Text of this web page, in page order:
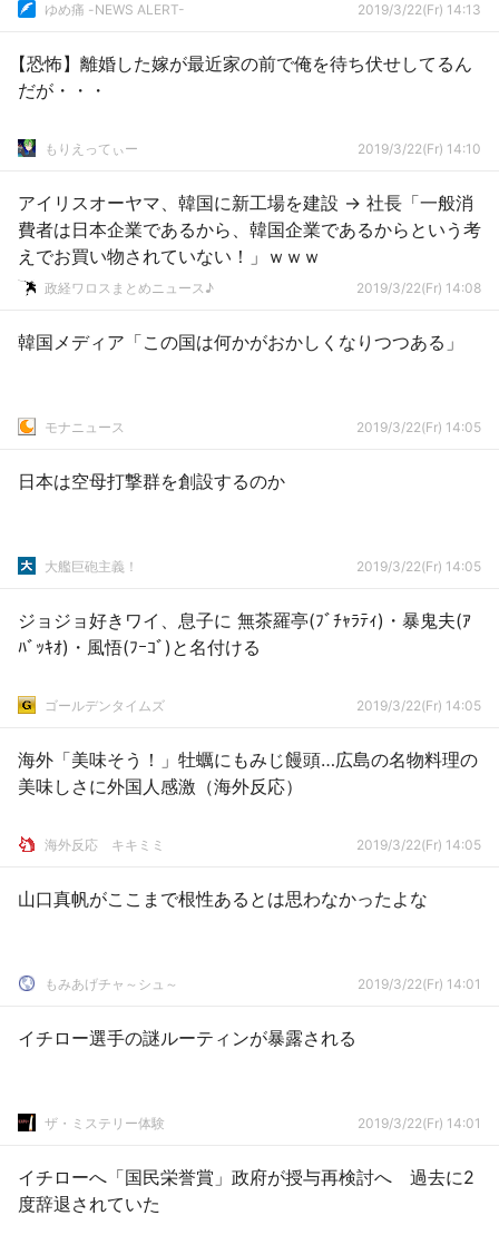
ゆめ痛 -NEWS ALERT- 2019/3/22(Fr) 14:13
【恐怖】離婚した嫁が最近家の前で俺を待ち伏せしてるん
だが・・・
もりえってぃー 2019/3/22(Fr) 14:10
アイリスオーヤマ、韓国に新工場を建設 → 社長「一般消
費者は日本企業であるから、韓国企業であるからという考
えでお買い物されていない！」ｗｗｗ
政経ワロスまとめニュース♪ 2019/3/22(Fr) 14:08
韓国メディア「この国は何かがおかしくなりつつある」
モナニュース 2019/3/22(Fr) 14:05
日本は空母打撃群を創設するのか
大艦巨砲主義！ 2019/3/22(Fr) 14:05
ジョジョ好きワイ、息子に 無茶羅亭(ﾌﾞﾁｬﾗﾃｨ)・暴鬼夫(ｱ
ﾊﾞｯｷｵ)・風悟(ﾌｰｺﾞ)と名付ける
ゴールデンタイムズ 2019/3/22(Fr) 14:05
海外「美味そう！」牡蠣にもみじ饅頭…広島の名物料理の
美味しさに外国人感激（海外反応）
­海外反応 キキミミ 2019/3/22(Fr) 14:05
山口真帆がここまで根性あるとは思わなかったよな
もみあげチャ～シュ～ 2019/3/22(Fr) 14:01
イチロー選手の謎ルーティンが暴露される
ザ・ミステリー体験 2019/3/22(Fr) 14:01
イチローへ「国民栄誉賞」政府が授与再検討へ 過去に2
度辞退されていた